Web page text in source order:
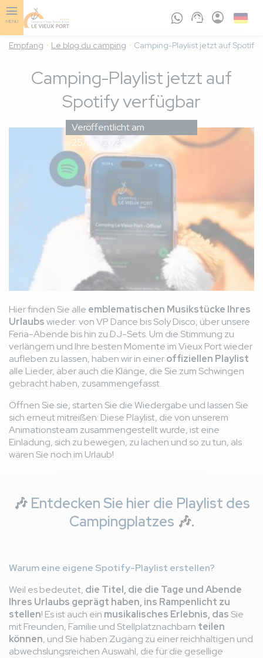
Skip
to
content
MENU
Empfang Le blog du camping Camping-Playlist jetzt auf Spotify
Camping-Playlist jetzt auf
Spotify verfügbar
Veröffentlicht am
25/08/2025
Hier finden Sie alle emblematischen Musikstücke Ihres
Urlaubswieder: von VP Dance bis Soly Disco, über unsere
Feria-Abende bis hin zu DJ-Sets. Um die Stimmung zu
verlängern und Ihre besten Momente im Vieux Port wieder
aufleben zu lassen, haben wir in eineroffiziellen Playlist
alle Lieder, aber auch die Klänge, die Sie zum Schwingen
gebracht haben, zusammengefasst.
Öffnen Sie sie, starten Sie die Wiedergabe und lassen Sie
sich erneut mitreißen: Diese Playlist, die von unserem
Animationsteam zusammengestellt wurde, ist eine
Einladung, sich zu bewegen, zu lachen und so zu tun, als
wären Sie noch im Urlaub!
🎶 Entdecken Sie hier die Playlist des
Campingplatzes 🎶.
Warum eine eigene Spotify-Playlist erstellen?
Weil es bedeutet, die Titel, die die Tage und Abende
Ihres Urlaubs geprägt haben, ins Rampenlicht zu
stellen! Es ist auch ein musikalisches Erlebnis, das Sie
mit Freunden, Familie und Stellplatznachbarn teilen
können, und Sie haben Zugang zu einer reichhaltigen und
abwechslungsreichen Auswahl, die für die gesellige